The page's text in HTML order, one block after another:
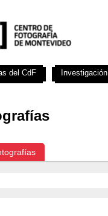
del CdF Investigación